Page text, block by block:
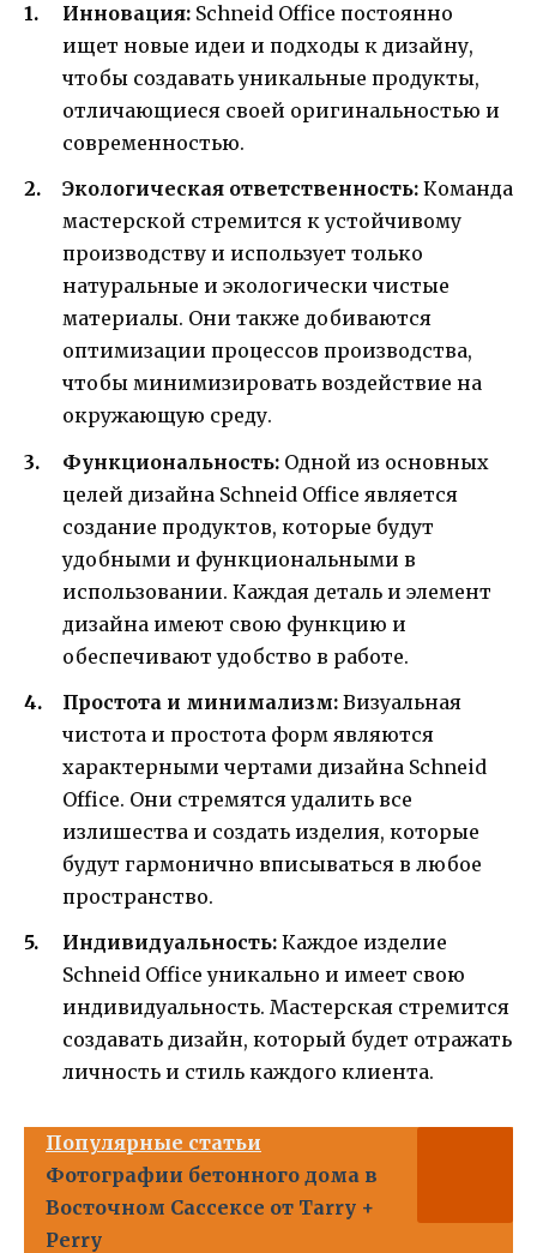
Инновация: Schneid Office постоянно
ищет новые идеи и подходы к дизайну,
чтобы создавать уникальные продукты,
отличающиеся своей оригинальностью и
современностью.
Экологическая ответственность: Команда
мастерской стремится к устойчивому
производству и использует только
натуральные и экологически чистые
материалы. Они также добиваются
оптимизации процессов производства,
чтобы минимизировать воздействие на
окружающую среду.
Функциональность: Одной из основных
целей дизайна Schneid Office является
создание продуктов, которые будут
удобными и функциональными в
использовании. Каждая деталь и элемент
дизайна имеют свою функцию и
обеспечивают удобство в работе.
Простота и минимализм: Визуальная
чистота и простота форм являются
характерными чертами дизайна Schneid
Office. Они стремятся удалить все
излишества и создать изделия, которые
будут гармонично вписываться в любое
пространство.
Индивидуальность: Каждое изделие
Schneid Office уникально и имеет свою
индивидуальность. Мастерская стремится
создавать дизайн, который будет отражать
личность и стиль каждого клиента.
Популярные статьи
Фотографии бетонного дома в
Восточном Сассексе от Tarry +
Perry